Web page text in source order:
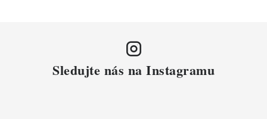
Sledujte nás na Instagramu